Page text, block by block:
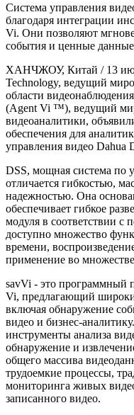
Система управления
благодаря интеграции
Vi. Они позволяют
события и ценные
ХАНЧЖОУ, Китай / 13
Technology, ведущий
области
(Agent Vi ™), ведущий
видеоаналитики,
обеспечения для
управления видео Dahua
DSS, мощная система по
отличается гибкостью,
надежностью. Она
обеспечивает гибкое
модуля в соответствии с
доступно множество
времени,
применение во
savVi - это программный
Vi, предлагающий
включая обнаружение
видео и бизнес-
инструменты анализа
обнаружение и
общего массива
трудоемкие процессы,
мониторинга живых
записанного видео.